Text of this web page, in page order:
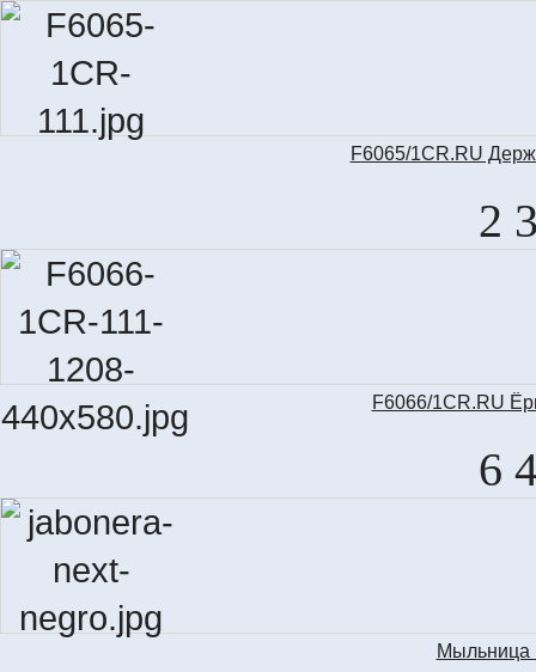
F6065/1CR.RU
2
F6066/1CR.RU
6
Мыльница